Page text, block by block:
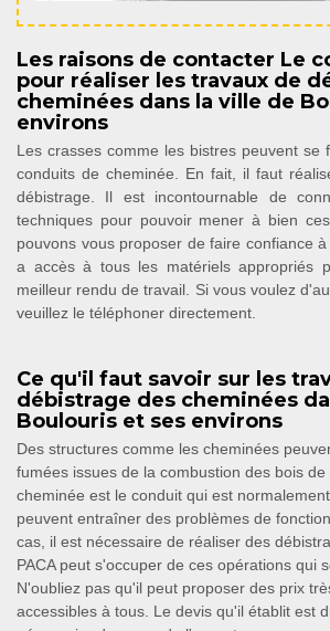
Les raisons de contacter Le
pour réaliser les travaux de
cheminées dans la ville de
environs
Les crasses comme les bistres peuvent se
conduits de cheminée. En fait, il faut
débistrage. Il est incontournable de
techniques pour pouvoir mener à bien
pouvons vous proposer de faire confiance
a accès à tous les matériels appropriés
meilleur rendu de travail. Si vous voulez
veuillez le téléphoner directement.
Ce qu'il faut savoir sur les
débistrage des cheminées
Boulouris et ses environs
Des structures comme les cheminées
fumées issues de la combustion des bois
cheminée est le conduit qui est
peuvent entraîner des problèmes de
cas, il est nécessaire de réaliser des
PACA peut s'occuper de ces opérations qui
N'oubliez pas qu'il peut proposer des prix
accessibles à tous. Le devis qu'il établit est